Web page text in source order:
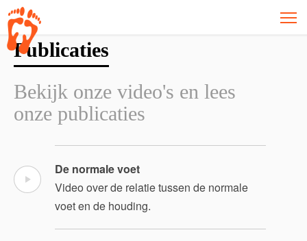
Publicaties
Bekijk onze video's en lees
onze publicaties
De normale voet
Video over de relatie tussen de normale
voet en de houding.